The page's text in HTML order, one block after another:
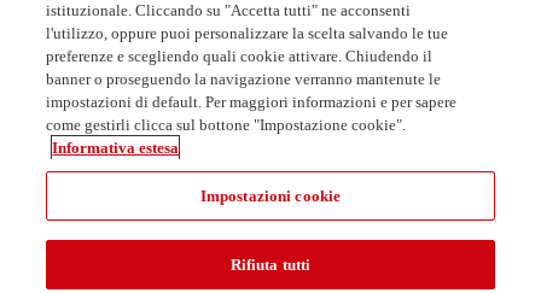
Università degli Studi di Milano
Via Festa del Perdono, 7 - 20122 Milano
Posta Elettronica Certificata
Segui l'Ateneo su:
istituzionale. Cliccando su "Accetta tutti" ne acconsenti
l'utilizzo, oppure puoi personalizzare la scelta salvando le tue
preferenze e scegliendo quali cookie attivare. Chiudendo il
banner o proseguendo la navigazione verranno mantenute le
impostazioni di default. Per maggiori informazioni e per sapere
come gestirli clicca sul bottone "Impostazione cookie".
Informativa estesa
Impostazioni cookie
Rifiuta tutti